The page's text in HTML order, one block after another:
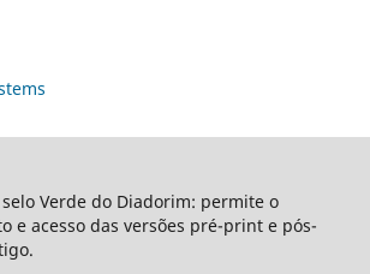
selo Verde do Diadorim: permite o
e acesso das versões pré-print e pós-